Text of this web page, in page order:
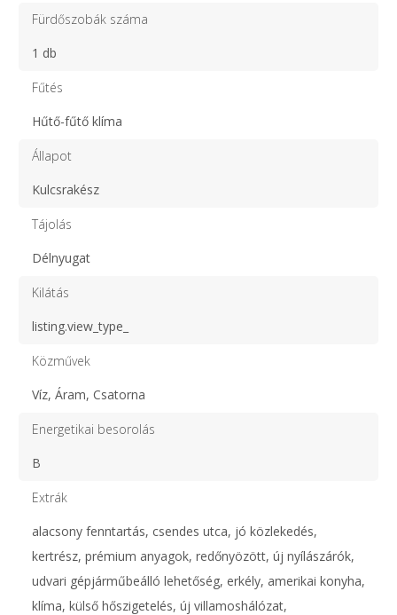
Fürdőszobák száma
1 db
Fűtés
Hűtő-fűtő klíma
Állapot
Kulcsrakész
Tájolás
Délnyugat
Kilátás
listing.view_type_
Közművek
Víz, Áram, Csatorna
Energetikai besorolás
B
Extrák
alacsony fenntartás, csendes utca, jó közlekedés,
kertrész, prémium anyagok, redőnyözött, új nyílászárók,
udvari gépjárműbeálló lehetőség, erkély, amerikai konyha,
klíma, külső hőszigetelés, új villamoshálózat,